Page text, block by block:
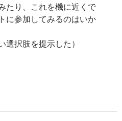
たり、これを機に近くで
に参加してみるのはいか
選択肢を提示した）